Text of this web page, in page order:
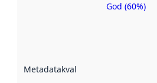
Metadatakvalitet
Metadatakvalitet
God (60%)